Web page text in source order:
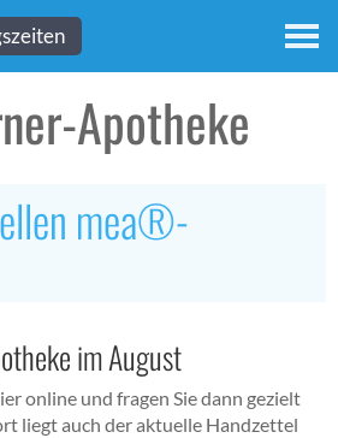
Apotheke
mea®-
im August
online und fragen Sie dann gezielt
liegt auch der aktuelle Handzettel